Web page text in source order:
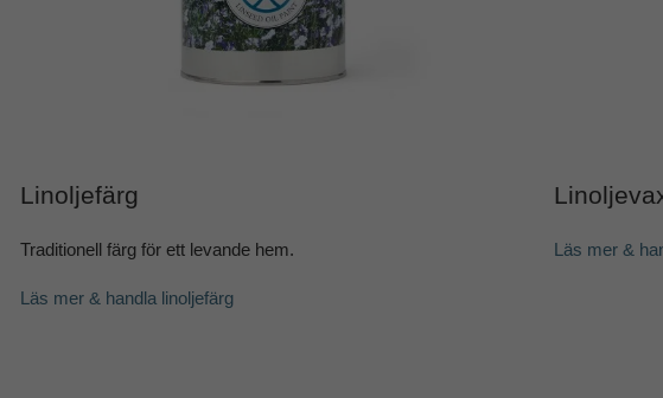
Linoljefärg
Traditionell färg för ett levande hem.
Läs mer & handla linoljefärg
Läs mer &